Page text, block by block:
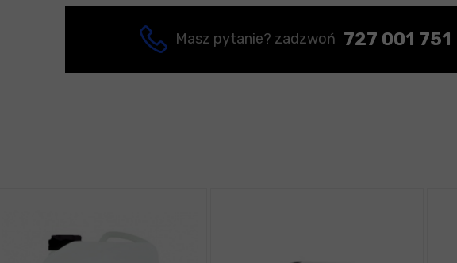
Masz pytanie? zadzwoń 727 001 751